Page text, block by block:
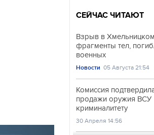
Происшествия
СЕЙЧАС ЧИТАЮТ
Взрыв в
фрагменты тел,
военных
Новости 05 Августа 21:54
Комиссия
продажи оружия ВСУ
криминалитету
30 Апреля 14:56